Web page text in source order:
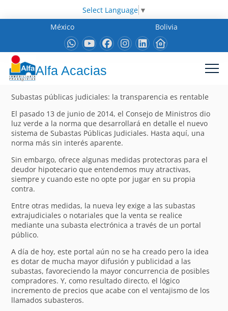
Select Language ▼
México
Bolivia
Alfa Acacias
Subastas públicas judiciales: la transparencia es rentable
El pasado 13 de junio de 2014, el Consejo de Ministros dio
luz verde a la norma que desarrollará en detalle el nuevo
sistema de Subastas Públicas Judiciales. Hasta aquí, una
norma más sin interés aparente.
Sin embargo, ofrece algunas medidas protectoras para el
deudor hipotecario que entendemos muy atractivas,
siempre y cuando este no opte por jugar en su propia
contra.
Entre otras medidas, la nueva ley exige a las subastas
extrajudiciales o notariales que la venta se realice
mediante una subasta electrónica a través de un portal
público.
A día de hoy, este portal aún no se ha creado pero la idea
es dotar de mucha mayor difusión y publicidad a las
subastas, favoreciendo la mayor concurrencia de posibles
compradores. Y, como resultado directo, el lógico
incremento de precios que acabe con el ventajismo de los
llamados subasteros.